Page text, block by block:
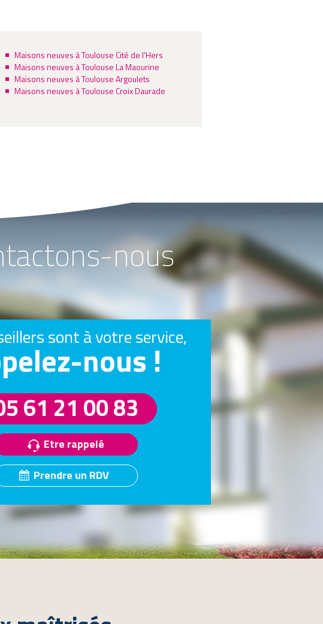
Maisons neuves à Toulouse Cité de l'Hers
Maisons neuves à Toulouse La Maourine
Maisons neuves à Toulouse Argoulets
Maisons neuves à Toulouse Croix Daurade
nous
sont à votre service,
nous !
61 21 00 83
Etre rappelé
Prendre un RDV